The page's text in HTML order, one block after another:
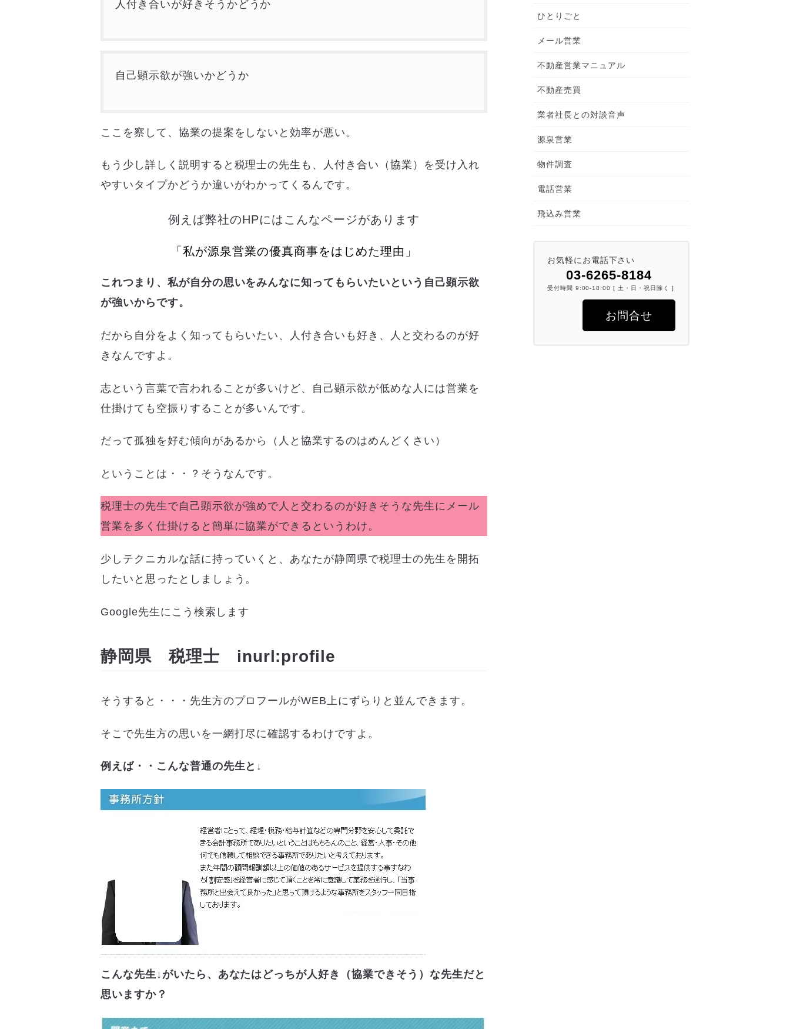
人付き合いが好きそうかどうか
自己顕示欲が強いかどうか
ここを察して、協業の提案をしないと効率が悪い。
もう少し詳しく説明すると税理士の先生も、人付き合い（協業）を受け入れ
やすいタイプかどうか違いがわかってくるんです。
例えば弊社のHPにはこんなページがあります
「私が源泉営業の優真商事をはじめた理由」
これつまり、私が自分の思いをみんなに知ってもらいたいという自己顕示欲
が強いからです。
だから自分をよく知ってもらいたい、人付き合いも好き、人と交わるのが好
きなんですよ。
志という言葉で言われることが多いけど、自己顕示欲が低めな人には営業を
仕掛けても空振りすることが多いんです。
だって孤独を好む傾向があるから（人と協業するのはめんどくさい）
ということは・・？そうなんです。
税理士の先生で自己顕示欲が強めで人と交わるのが好きそうな先生にメール
営業を多く仕掛けると簡単に協業ができるというわけ。
少しテクニカルな話に持っていくと、あなたが静岡県で税理士の先生を開拓
したいと思ったとしましょう。
Google先生にこう検索します
静岡県 税理士 inurl:profile
そうすると・・・先生方のプロフールがWEB上にずらりと並んできます。
そこで先生方の思いを一網打尽に確認するわけですよ。
例えば・・こんな普通の先生と ↓
こんな先生↓がいたら、あなたはどっちが人好き（協業できそう）な先生だと
思いますか？
ひとりごと
メール営業
不動産営業マニュアル
不動産売買
業者社長との対談音声
源泉営業
物件調査
電話営業
飛込み営業
お気軽にお電話下さい
03-6265-8184
受付時間 9:00-18:00 [ 土・日・祝日除く ]
お問合せ